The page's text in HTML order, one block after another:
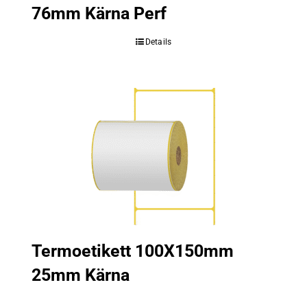
76mm Kärna Perf
Details
Termoetikett 100X150mm
25mm Kärna